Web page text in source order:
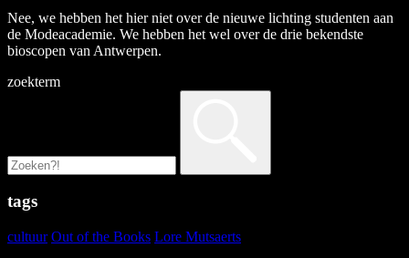
Nee, we hebben het hier niet over de nieuwe lichting studenten aan
de Modeacademie. We hebben het wel over de drie bekendste
bioscopen van Antwerpen.
zoekterm
tags
cultuur Out of the Books Lore Mutsaerts